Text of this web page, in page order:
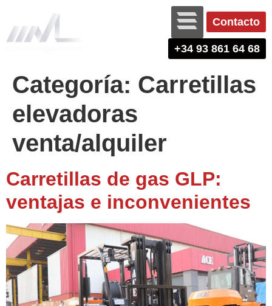
Contacto
+34 93 861 64 68
Categoría: Carretillas
elevadoras
venta/alquiler
Carretillas de gas GLP:
ventajas e inconvenientes